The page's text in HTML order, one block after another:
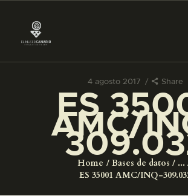
4 agosto 2017 Share
ES
AMC/
Home Bases de datos
...
ES 35001 AMC/INQ-
PREPARAR LA VISITA
ACTIVIDADES